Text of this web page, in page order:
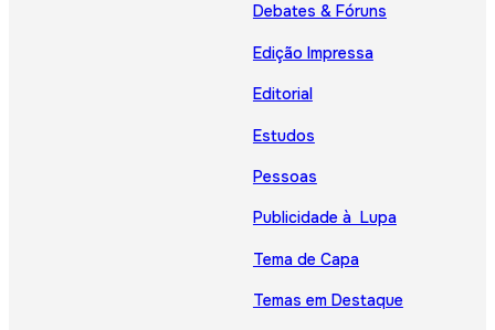
Debates & Fóruns
Edição Impressa
Editorial
Estudos
Pessoas
Publicidade à Lupa
Tema de Capa
Temas em Destaque